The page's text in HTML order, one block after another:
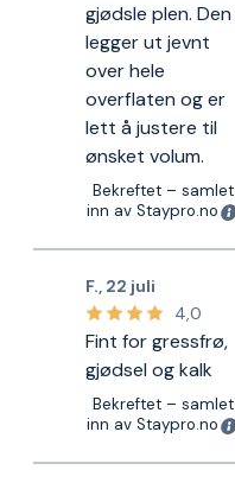
gjødsle plen. Den
legger ut jevnt
over hele
overflaten og er
lett å justere til
ønsket volum.
Bekreftet – samlet
inn av Staypro.no
F., 22 juli
4,0
Fint for gressfrø,
gjødsel og kalk
Bekreftet – samlet
inn av Staypro.no